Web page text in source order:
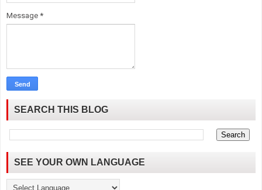
Message *
SEARCH THIS BLOG
SEE YOUR OWN LANGUAGE